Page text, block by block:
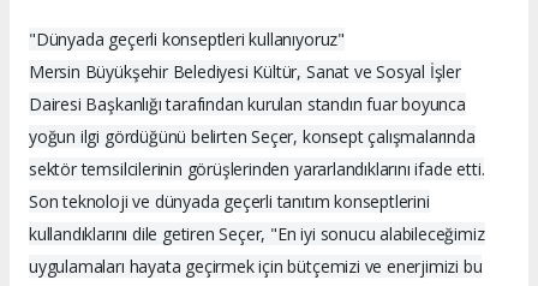
"Dünyada geçerli konseptleri kullanıyoruz"
Mersin Büyükşehir Belediyesi Kültür, Sanat ve Sosyal İşler
Dairesi Başkanlığı tarafından kurulan standın fuar boyunca
yoğun ilgi gördüğünü belirten Seçer, konsept çalışmalarında
sektör temsilcilerinin görüşlerinden yararlandıklarını ifade etti.
Son teknoloji ve dünyada geçerli tanıtım konseptlerini
kullandıklarını dile getiren Seçer, "En iyi sonucu alabileceğimiz
uygulamaları hayata geçirmek için bütçemizi ve enerjimizi bu